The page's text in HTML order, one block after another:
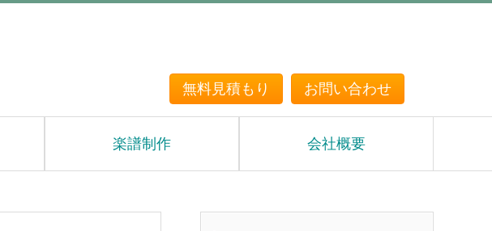
無料見積もり お問い合わせ
楽譜制作 会社概要